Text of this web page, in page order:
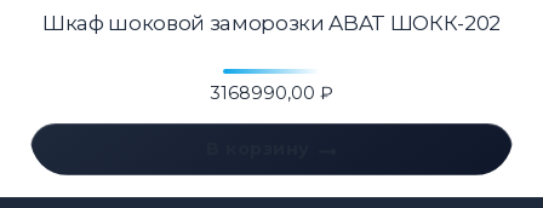
Шкаф шоковой заморозки ABAT ШОКК-202
3168990,00 ₽